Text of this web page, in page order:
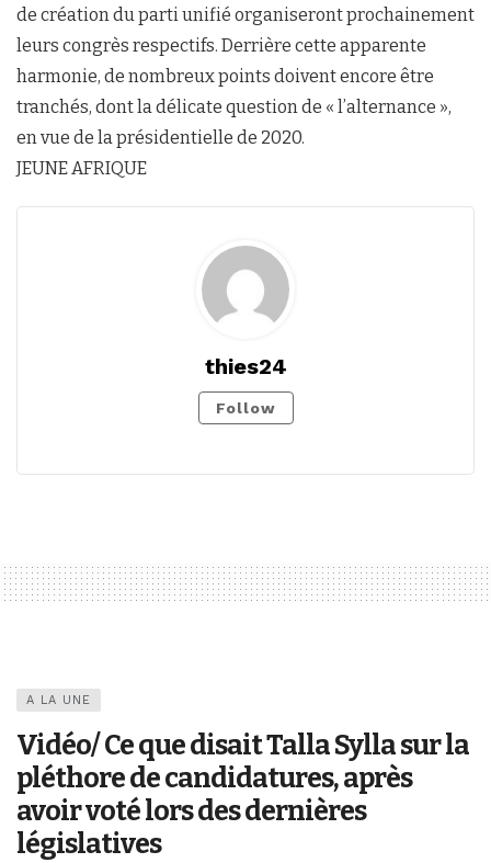
de création du parti unifié organiseront prochainement
leurs congrès respectifs. Derrière cette apparente
harmonie, de nombreux points doivent encore être
tranchés, dont la délicate question de « l’alternance »,
en vue de la présidentielle de 2020.
JEUNE AFRIQUE
thies24
Follow
A LA UNE
Vidéo/ Ce que disait Talla Sylla sur la
pléthore de candidatures, après
avoir voté lors des dernières
législatives